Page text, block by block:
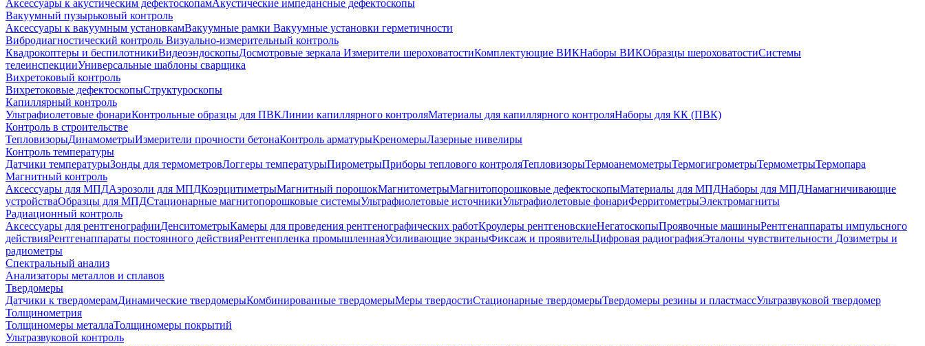
Аксессуары к акустическим дефектоскопамАкустические импедансные дефектоскопы
Вакуумный пузырьковый контроль
Аксессуары к вакуумным установкамВакуумные рамки Вакуумные установки герметичности
Вибродиагностический контроль Визуально-измерительный контроль
Квадрокоптеры и беспилотникиВидеоэндоскопыДосмотровые зеркала Измерители шероховатостиКомплектующие ВИКНаборы ВИКОбразцы шероховатостиСистемы
телеинспекцииУниверсальные шаблоны сварщика
Вихретоковый контроль
Вихретоковые дефектоскопыСтруктуроскопы
Капиллярный контроль
Ультрафиолетовые фонариКонтрольные образцы для ПВКЛинии капиллярного контроляМатериалы для капиллярного контроляНаборы для КК (ПВК)
Контроль в строительстве
ТепловизорыДинамометрыИзмерители прочности бетонаКонтроль арматурыКреномерыЛазерные нивелиры
Контроль температуры
Датчики температурыЗонды для термометровЛоггеры температурыПирометрыПриборы теплового контроляТепловизорыТермоанемометрыТермогигрометрыТермометрыТермопара
Магнитный контроль
Аксессуары для МПДАэрозоли для МПДКоэрцитиметрыМагнитный порошокМагнитометрыМагнитопорошковые дефектоскопыМатериалы для МПДНаборы для МПДНамагничивающие
устройстваОбразцы для МПДСтационарные магнитопорошковые системыУльтрафиолетовые источникиУльтрафиолетовые фонариФерритометрыЭлектромагниты
Радиационный контроль
Аксессуары для рентгенографииДенситометрыКамеры для проведения рентгенографических работКроулеры рентгеновскиеНегатоскопыПроявочные машиныРентгенаппараты импульсного
действияРентгенаппараты постоянного действияРентгенпленка промышленнаяУсиливающие экраныФиксаж и проявительЦифровая радиографияЭталоны чувствительности Дозиметры и
радиометры
Спектральный анализ
Анализаторы металлов и сплавов
Твердомеры
Датчики к твердомерамДинамические твердомерыКомбинированные твердомерыМеры твердостиСтационарные твердомерыТвердомеры резины и пластмассУльтразвуковой твердомер
Толщинометрия
Толщиномеры металлаТолщиномеры покрытий
Ультразвуковой контроль